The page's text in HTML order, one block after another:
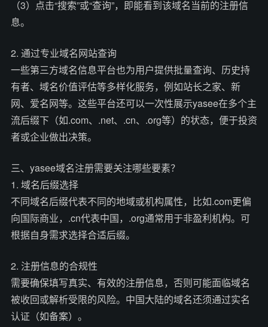
（3）点击“搜索”或“查询”，即能看到该域名当前的注册信
息。
2. 通过专业域名网站查询
一些第三方域名信息平台也为用户提供批量查询、历史持
有者、域名价值评估等多样化服务，例如站长之家、新
网、爱名网等。这些平台还可以一次性展示yasee在多个主
流后缀下（如.com、.net、.cn、.org等）的状态，便于投资
者或企业做出决策。
三、yasee域名注册需要关注哪些要素？
1. 域名后缀选择
不同域名后缀代表不同的地域或机构属性，比如.com更偏
向国际商业，.cn代表中国，.org通常用于非盈利机构。可
根据自身需求选择合适后缀。
2. 注册信息的合规性
需要确保填写真实、有效的注册信息，否则可能面临域名
被收回或解析受限的风险。中国大陆的域名还须通过实名
认证（如备案）。